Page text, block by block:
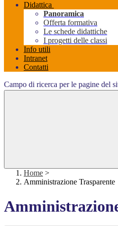
Didattica
Panoramica
Offerta formativa
Le schede didattiche
I progetti delle classi
Info utili
Intranet
Contatti
Campo di ricerca per le pagine del
Home >
Amministrazione Trasparente